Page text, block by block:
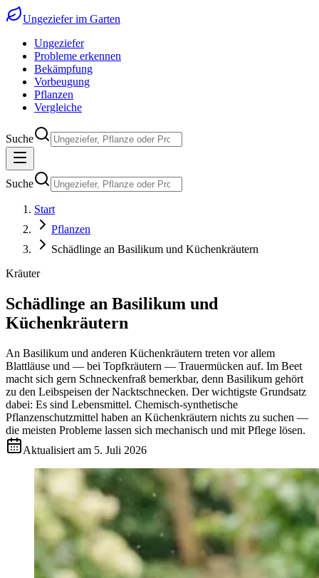
Ungeziefer im Garten
Ungeziefer
Probleme erkennen
Bekämpfung
Vorbeugung
Pflanzen
Vergleiche
Suche
Suche
Start
Pflanzen
Schädlinge an Basilikum und Küchenkräutern
Kräuter
Schädlinge an Basilikum und
Küchenkräutern
An Basilikum und anderen Küchenkräutern treten vor allem
Blattläuse und — bei Topfkräutern — Trauermücken auf. Im Beet
macht sich gern Schneckenfraß bemerkbar, denn Basilikum gehört
zu den Leibspeisen der Nacktschnecken. Der wichtigste Grundsatz
dabei: Es sind Lebensmittel. Chemisch-synthetische
Pflanzenschutzmittel haben an Küchenkräutern nichts zu suchen —
die meisten Probleme lassen sich mechanisch und mit Pflege lösen.
Aktualisiert am 5. Juli 2026